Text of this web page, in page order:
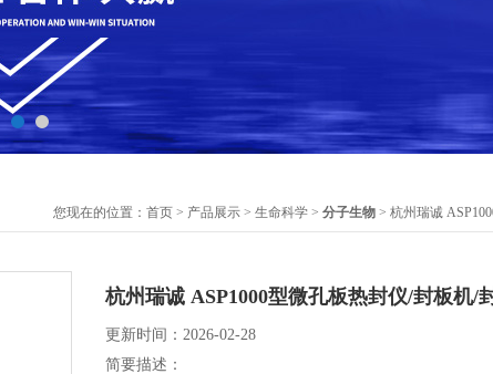
您现在的位置： 首页 > 产品展示 > 生命科学 > 分子生物 > 杭州瑞诚
杭州瑞诚 ASP1000型微孔板热封仪/封板机/
更新时间：2026-02-28
简要描述：